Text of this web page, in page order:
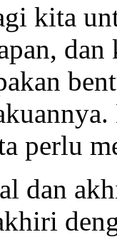
kita
perlu
dan